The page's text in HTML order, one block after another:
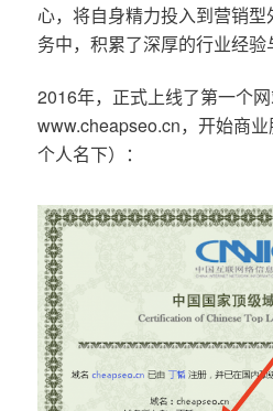
心，将自身精力投入到营销
务中，积累了深厚的行业经验
2016年，正式上线了第一个网
www.cheapseo.cn，开始商
个人名下）：